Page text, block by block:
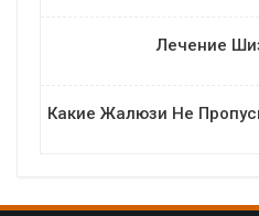
Лечение
Какие Жалюзи Не